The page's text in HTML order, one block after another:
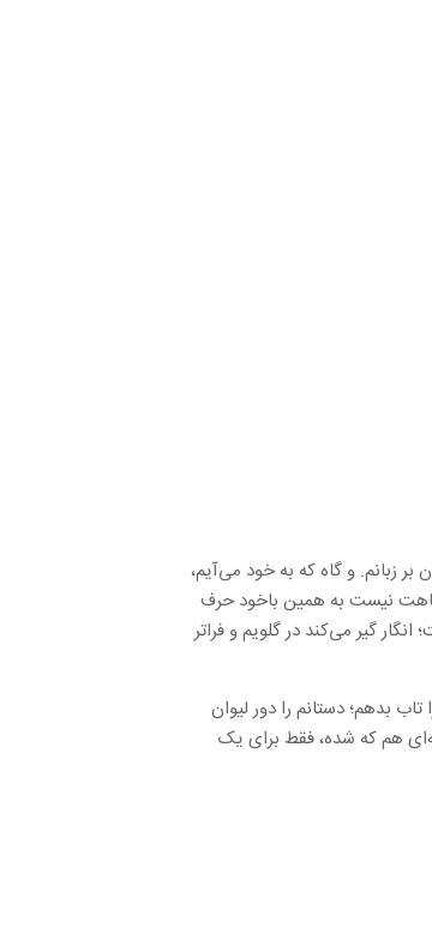
و گاه که به خود می‌آیم،
نیست به همین باخود حرف
گیر می‌کند در گلویم و فراتر
بدهم؛ دستانم را دور لیوان
هم که شده، فقط برای یک